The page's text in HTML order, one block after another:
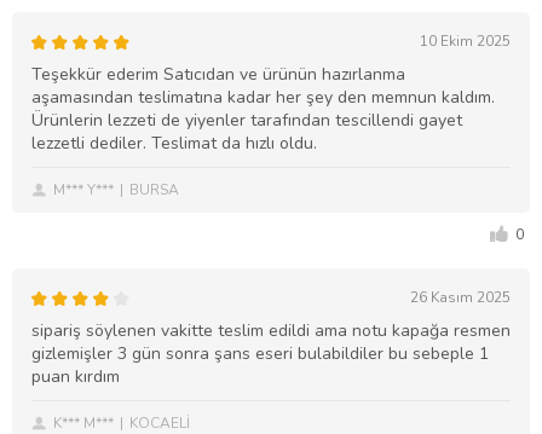
10 Ekim 2025
Teşekkür ederim Satıcıdan ve ürünün hazırlanma
aşamasından teslimatına kadar her şey den memnun kaldım.
Ürünlerin lezzeti de yiyenler tarafından tescillendi gayet
lezzetli dediler. Teslimat da hızlı oldu.
M*** Y*** BURSA
0
26 Kasım 2025
sipariş söylenen vakitte teslim edildi ama notu kapağa resmen
gizlemişler 3 gün sonra şans eseri bulabildiler bu sebeple 1
puan kırdım
K*** M*** KOCAELİ